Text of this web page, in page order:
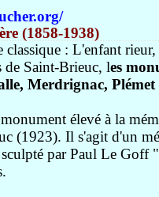
(1858-1938)
classique : L'enfant
de Saint-Brieuc, les
Merdrignac, Plémet
élevé à la
(1923). Il s'agit d'un
par Paul Le Goff